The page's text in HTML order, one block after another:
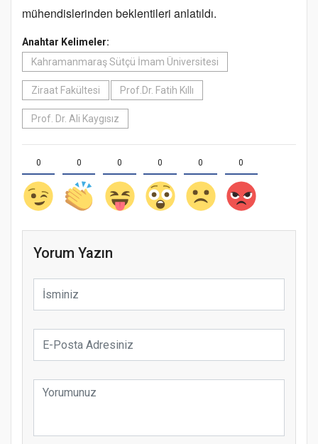
mühendislerinden beklentileri anlatıldı.
Anahtar Kelimeler:
Kahramanmaraş Sütçü İmam Üniversitesi
Ziraat Fakültesi Prof.Dr. Fatih Kıllı
Prof. Dr. Ali Kaygısız
0 0 0 0 0 0
Yorum Yazın